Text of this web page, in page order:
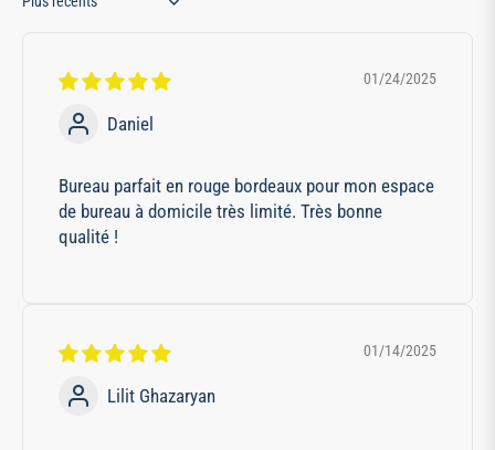
Sort by
01/24/2025
Daniel
Bureau parfait en rouge bordeaux pour mon espace
de bureau à domicile très limité. Très bonne
qualité !
01/14/2025
Lilit Ghazaryan